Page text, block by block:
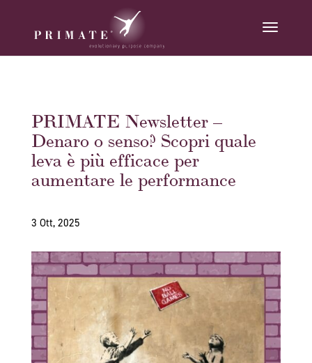
PRIMATE Newsletter –
Denaro o senso? Scopri quale
leva è più efficace per
aumentare le performance
3 Ott, 2025